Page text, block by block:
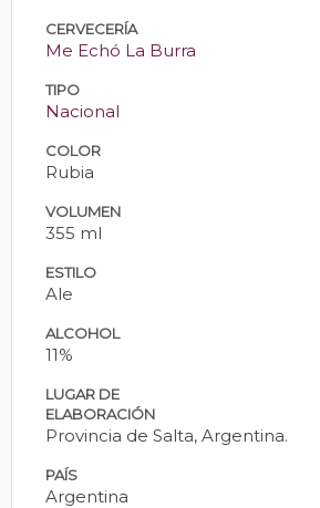
CERVECERÍA
Me Echó La Burra
TIPO
Nacional
COLOR
Rubia
VOLUMEN
355 ml
ESTILO
Ale
ALCOHOL
11%
LUGAR DE
ELABORACIÓN
Provincia de Salta, Argentina.
PAÍS
Argentina